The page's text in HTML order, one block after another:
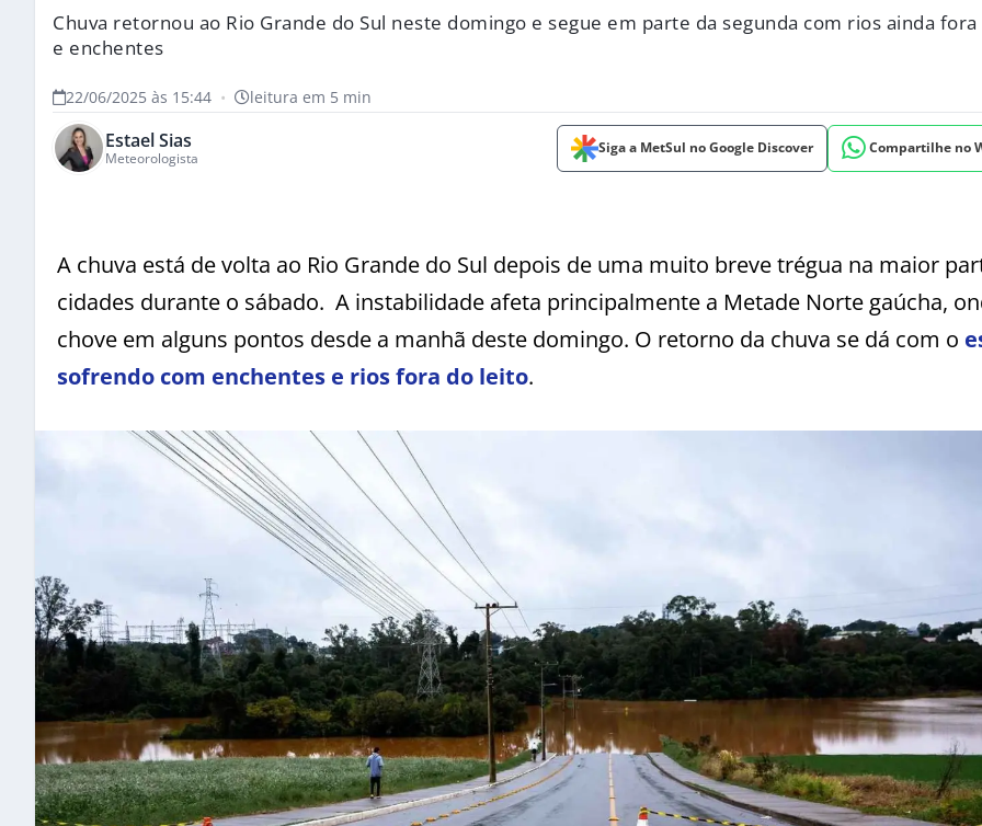
Chuva retornou ao Rio Grande do Sul neste domingo e segue em parte da segunda com rios ainda
e enchentes
22/06/2025 às 15:44 • leitura em 5 min
Estael Sias
Meteorologista
Siga a MetSul no Google Discover Compartilhe no
A chuva está de volta ao Rio Grande do Sul depois de uma muito breve trégua na maior
cidades durante o sábado. A instabilidade afeta principalmente a Metade Norte gaúcha,
chove em alguns pontos desde a manhã deste domingo. O retorno da chuva se dá com o
sofrendo com enchentes e rios fora do leito.